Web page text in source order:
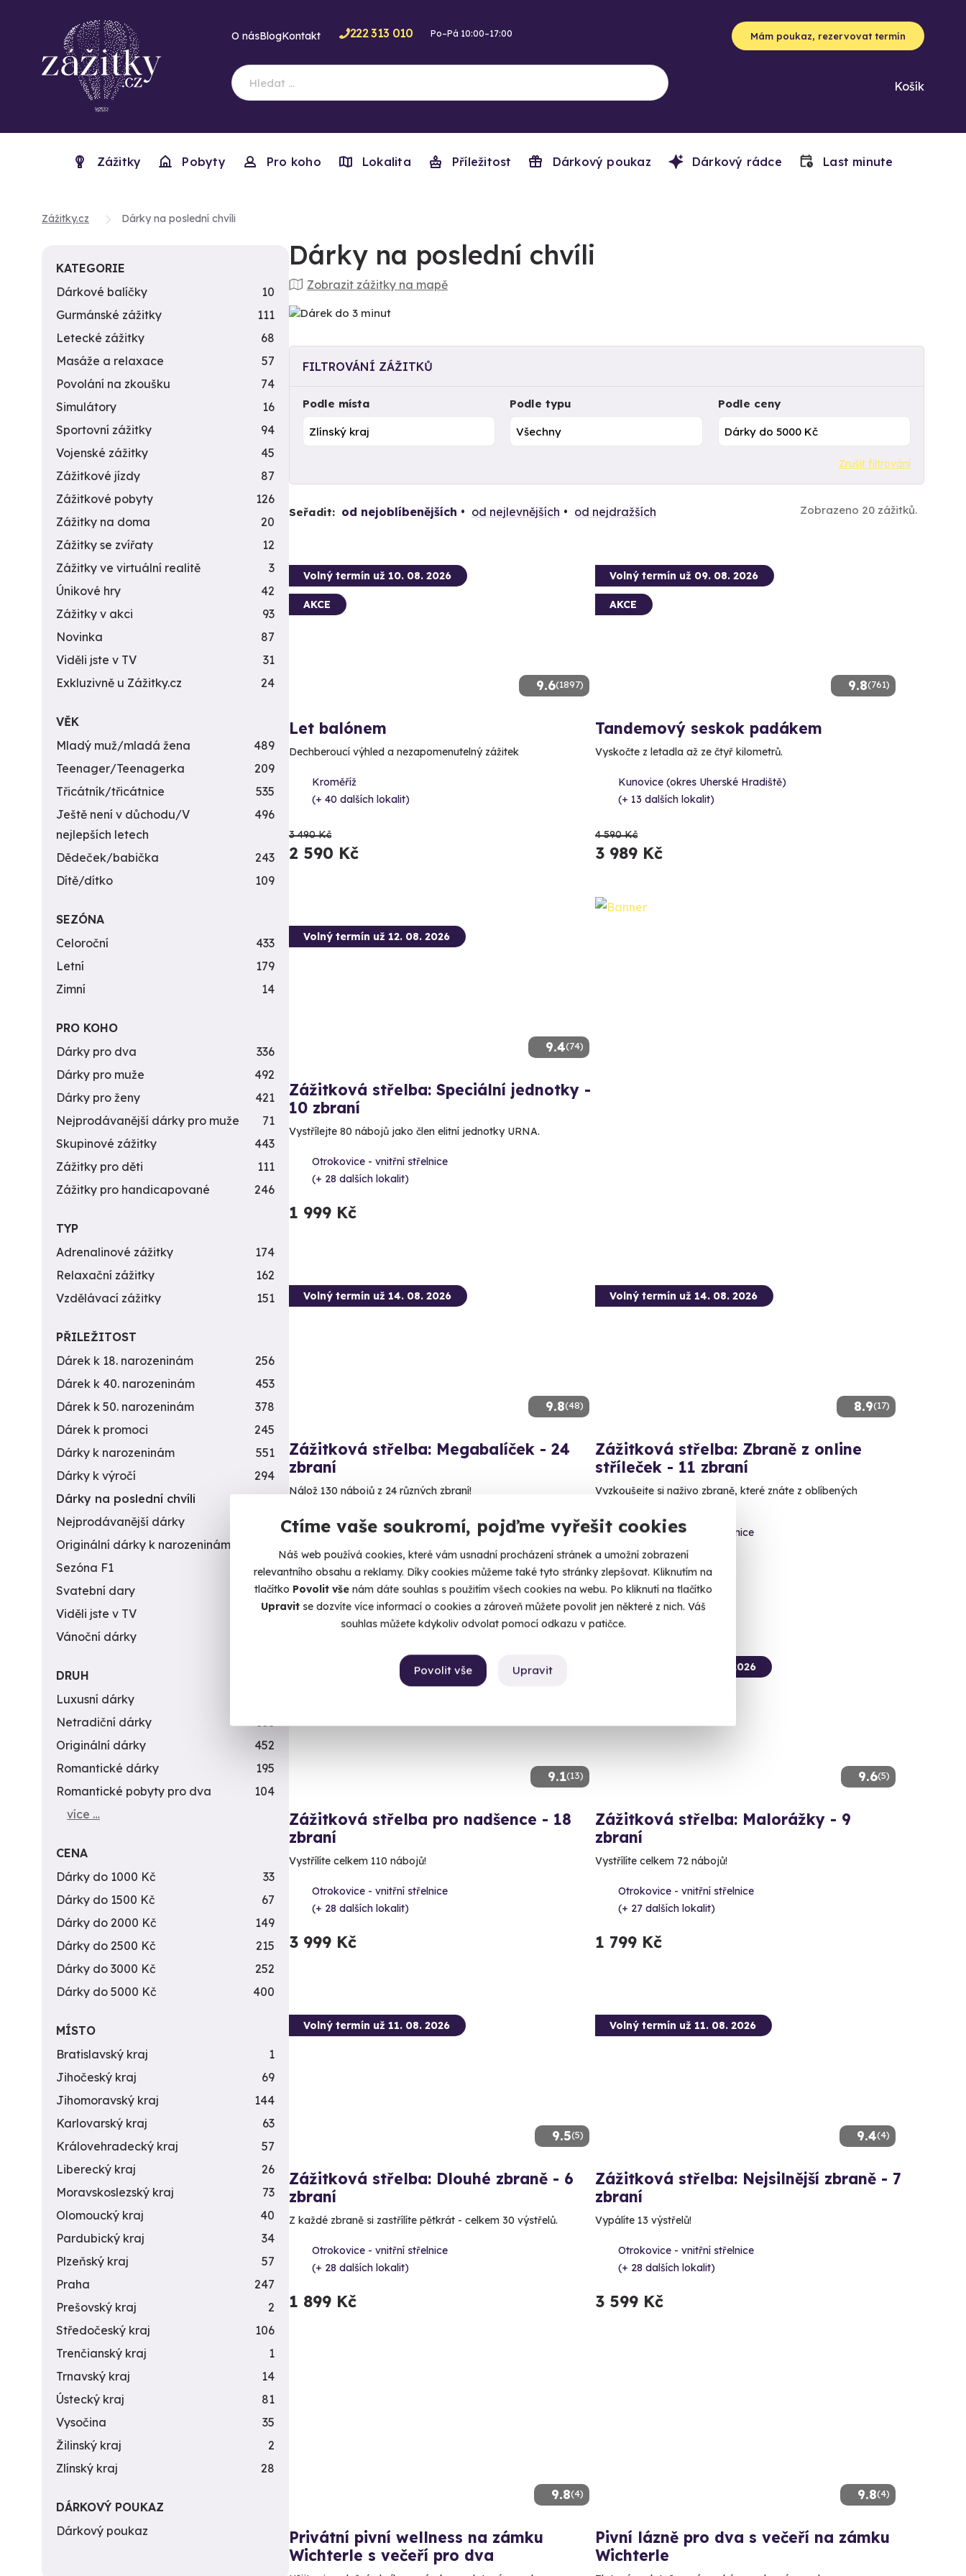
Ctíme vaše soukromí, pojďme vyřešit cookies
Náš web používá cookies, které vám usnadní procházení stránek a umožní zobrazení
relevantního obsahu a reklamy. Díky cookies můžeme také tyto stránky zlepšovat. Kliknutím na
tlačítko Povolit vše nám dáte souhlas s použitím všech cookies na webu. Po kliknutí na tlačítko
Upravitse dozvíte více informací o cookies a zároveň můžete povolit jen některé z nich. Váš
souhlas můžete kdykoliv odvolat pomocí odkazu v patičce.
Upravit
Povolit vše
O násBlogKontakt 222 313 010 Po–Pá 10:00–17:00 Mám poukaz, rezervovat termín
Košík
Zážitky Pobyty Pro koho Lokalita Příležitost Dárkový poukaz Dárkový rádce Last minute
Zážitky.cz Dárky na poslední chvíli
Dárky na poslední chvíli
Zobrazit zážitky na mapě
FILTROVÁNÍ ZÁŽITKŮ
Podle místa Podle typu Podle ceny
Zrušit filtrování
Seřadit: od nejoblíbenějších od nejlevnějších od nejdražších Zobrazeno 20 zážitků.
9.6(1897)
Volný termín už 10. 08. 2026
AKCE
Let balónem
Dechberoucí výhled a nezapomenutelný zážitek
Kroměříž
(+ 40 dalších lokalit)
3 490 Kč
2 590 Kč
9.8(761)
Volný termín už 09. 08. 2026
AKCE
Tandemový seskok padákem
Vyskočte z letadla až ze čtyř kilometrů.
Kunovice (okres Uherské Hradiště)
(+ 13 dalších lokalit)
4 590 Kč
3 989 Kč
9.4(74)
Volný termín už 12. 08. 2026
Zážitková střelba: Speciální jednotky -
10 zbraní
Vystřílejte 80 nábojů jako člen elitní jednotky URNA.
Otrokovice - vnitřní střelnice
(+ 28 dalších lokalit)
1 999 Kč
9.8(48)
Volný termín už 14. 08. 2026
Zážitková střelba: Megabalíček - 24
zbraní
Nálož 130 nábojů z 24 různých zbraní!
Otrokovice - vnitřní střelnice
4 999 Kč
8.9(17)
Volný termín už 14. 08. 2026
Zážitková střelba: Zbraně z online
stříleček - 11 zbraní
Vyzkoušejte si naživo zbraně, které znáte z oblíbených
Otrokovice - vnitřní střelnice
(+ 28 dalších lokalit)
2 999 Kč
9.1(13)
Volný termín už 14. 08. 2026
Zážitková střelba pro nadšence - 18
zbraní
Vystřílíte celkem 110 nábojů!
Otrokovice - vnitřní střelnice
(+ 28 dalších lokalit)
3 999 Kč
9.6(5)
Volný termín už 12. 08. 2026
Zážitková střelba: Malorážky - 9
zbraní
Vystřílíte celkem 72 nábojů!
Otrokovice - vnitřní střelnice
(+ 27 dalších lokalit)
1 799 Kč
9.5(5)
Volný termín už 11. 08. 2026
Zážitková střelba: Dlouhé zbraně - 6
zbraní
Z každé zbraně si zastřílíte pětkrát - celkem 30 výstřelů.
Otrokovice - vnitřní střelnice
(+ 28 dalších lokalit)
1 899 Kč
9.4(4)
Volný termín už 11. 08. 2026
Zážitková střelba: Nejsilnější zbraně - 7
zbraní
Vypálíte 13 výstřelů!
Otrokovice - vnitřní střelnice
(+ 28 dalších lokalit)
3 599 Kč
9.8(4)
Privátní pivní wellness na zámku
Wichterle s večeří pro dva
9.8(4)
Pivní lázně pro dva s večeří na zámku
Wichterle
KATEGORIE
Dárkové balíčky
10
Gurmánské zážitky
111
Letecké zážitky
68
Masáže a relaxace
57
Povolání na zkoušku
74
Simulátory
16
Sportovní zážitky
94
Vojenské zážitky
45
Zážitkové jízdy
87
Zážitkové pobyty
126
Zážitky na doma
20
Zážitky se zvířaty
12
Zážitky ve virtuální realitě
3
Únikové hry
42
Zážitky v akci
93
Novinka
87
Viděli jste v TV
31
Exkluzivně u Zážitky.cz
24
VĚK
Mladý muž/mladá žena
489
Teenager/Teenagerka
209
Třicátník/třicátnice
535
Ještě není v důchodu/V
nejlepších letech
496
Dědeček/babička
243
Dítě/dítko
109
SEZÓNA
Celoroční
433
Letní
179
Zimní
14
PRO KOHO
Dárky pro dva
336
Dárky pro muže
492
Dárky pro ženy
421
Nejprodávanější dárky pro muže
71
Skupinové zážitky
443
Zážitky pro děti
111
Zážitky pro handicapované
246
TYP
Adrenalinové zážitky
174
Relaxační zážitky
162
Vzdělávací zážitky
151
PŘILEŽITOST
Dárek k 18. narozeninám
256
Dárek k 40. narozeninám
453
Dárek k 50. narozeninám
378
Dárek k promoci
245
Dárky k narozeninám
551
Dárky k výročí
294
Dárky na poslední chvíli
450
Nejprodávanější dárky
Originální dárky k narozeninám
Sezóna F1
4
Svatební dary
196
Viděli jste v TV
31
Vánoční dárky
DRUH
Luxusní dárky
Netradiční dárky
353
Originální dárky
452
Romantické dárky
195
Romantické pobyty pro dva
104
více …
CENA
Dárky do 1000 Kč
33
Dárky do 1500 Kč
67
Dárky do 2000 Kč
149
Dárky do 2500 Kč
215
Dárky do 3000 Kč
252
Dárky do 5000 Kč
400
MÍSTO
Bratislavský kraj
1
Jihočeský kraj
69
Jihomoravský kraj
144
Karlovarský kraj
63
Královehradecký kraj
57
Liberecký kraj
26
Moravskoslezský kraj
73
Olomoucký kraj
40
Pardubický kraj
34
Plzeňský kraj
57
Praha
247
Prešovský kraj
2
Středočeský kraj
106
Trenčianský kraj
1
Trnavský kraj
14
Ústecký kraj
81
Vysočina
35
Žilinský kraj
2
Zlínský kraj
28
DÁRKOVÝ POUKAZ
Dárkový poukaz